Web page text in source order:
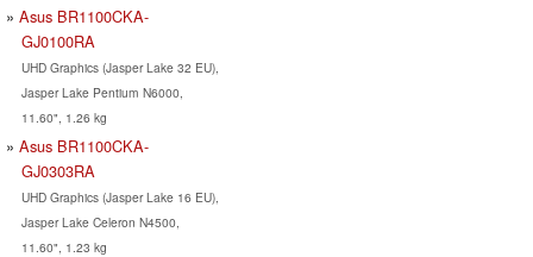
Asus BR1100CKA-
GJ0100RA
UHD Graphics (Jasper Lake 32 EU),
Jasper Lake Pentium N6000,
11.60", 1.26 kg
Asus BR1100CKA-
GJ0303RA
UHD Graphics (Jasper Lake 16 EU),
Jasper Lake Celeron N4500,
11.60", 1.23 kg